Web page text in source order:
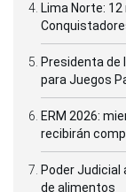
Lima Norte:
Presidenta de
para Juegos
ERM 2026:
recibirán
Poder
de alimentos